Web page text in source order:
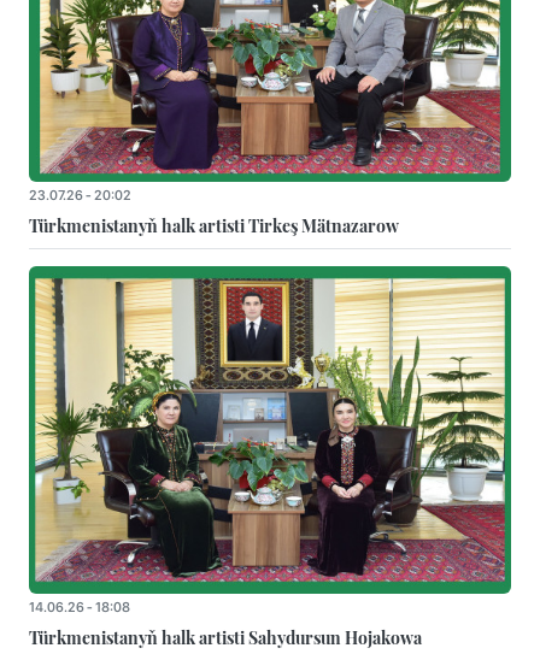
23.07.26 - 20:02
Türkmenistanyň halk artisti Tirkeş Mätnazarow
14.06.26 - 18:08
Türkmenistanyň halk artisti Sahydursun Hojakowa